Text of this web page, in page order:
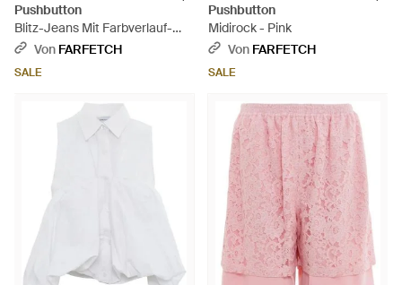
Pushbutton
Blitz-Jeans Mit Farbverlauf-
Optik - Blau
Von FARFETCH
SALE
Pushbutton
Midirock - Pink
Von FARFETCH
SALE